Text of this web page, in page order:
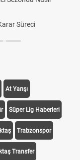
Süreci
At Yarışı
Süper Lig Haberleri
Trabzonspor
Transfer